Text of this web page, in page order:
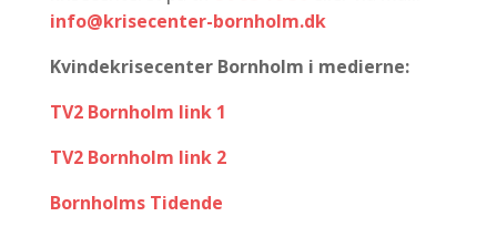
info@krisecenter-bornholm.dk
Kvindekrisecenter Bornholm i medierne:
TV2 Bornholm link 1
TV2 Bornholm link 2
Bornholms Tidende